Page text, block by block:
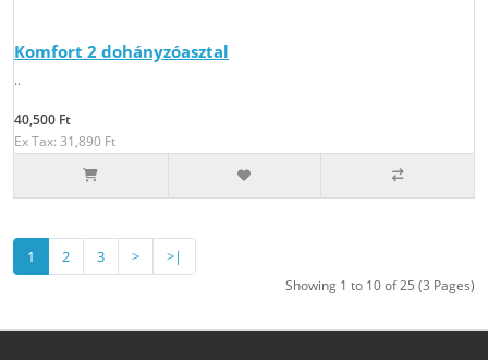
Komfort 2 dohányzóasztal
..
40,500 Ft
Ex Tax: 31,890 Ft
1 2 3 > >|
Showing 1 to 10 of 25 (3 Pages)